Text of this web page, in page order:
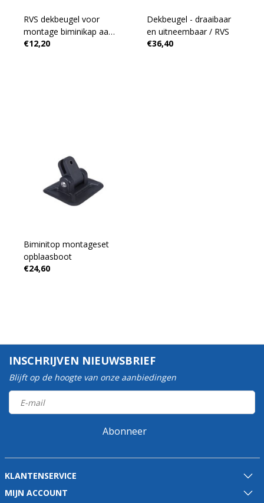
RVS dekbeugel voor
montage biminikap aan
de reling
€12,20
Dekbeugel - draaibaar
en uitneembaar / RVS
€36,40
Biminitop montageset
opblaasboot
€24,60
INSCHRIJVEN NIEUWSBRIEF
Blijft op de hoogte van onze aanbiedingen
Abonneer
KLANTENSERVICE
MIJN ACCOUNT